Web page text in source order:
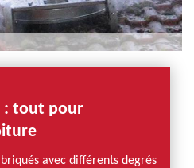
: tout pour
avec différents degrés